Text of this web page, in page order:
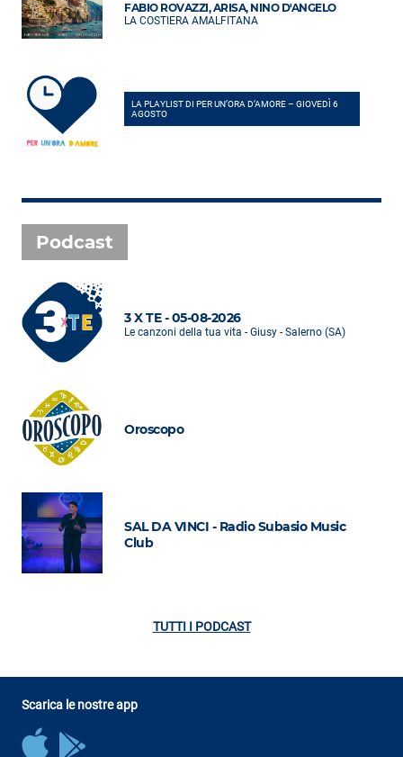
FABIO ROVAZZI, ARISA, NINO D'ANGELO
LA COSTIERA AMALFITANA
LA PLAYLIST DI PER UN’ORA D’AMORE – GIOVEDÌ 6
AGOSTO
Podcast
3 X TE - 05-08-2026
Le canzoni della tua vita - Giusy - Salerno (SA)
Oroscopo
SAL DA VINCI - Radio Subasio Music
Club
TUTTI I PODCAST
Scarica le nostre app